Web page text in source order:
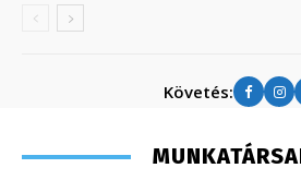
Követés: